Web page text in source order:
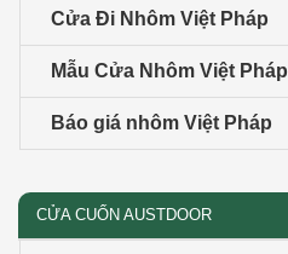
Cửa Đi Nhôm Việt Pháp
Mẫu Cửa Nhôm Việt Pháp
Báo giá nhôm Việt Pháp
CỬA CUỐN AUSTDOOR